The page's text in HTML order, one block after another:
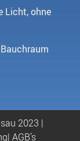
Licht, ohne
2023 |
AGB’s